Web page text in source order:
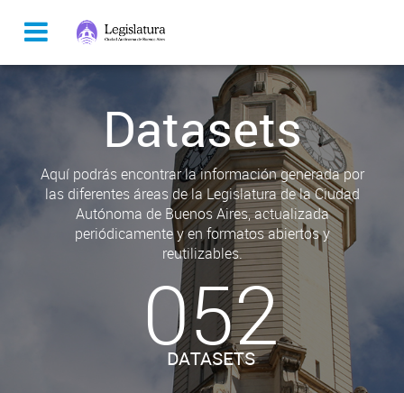
Datasets
Aquí podrás encontrar la información generada por
las diferentes áreas de la Legislatura de la Ciudad
Autónoma de Buenos Aires, actualizada
periódicamente y en formatos abiertos y
reutilizables.
052
DATASETS